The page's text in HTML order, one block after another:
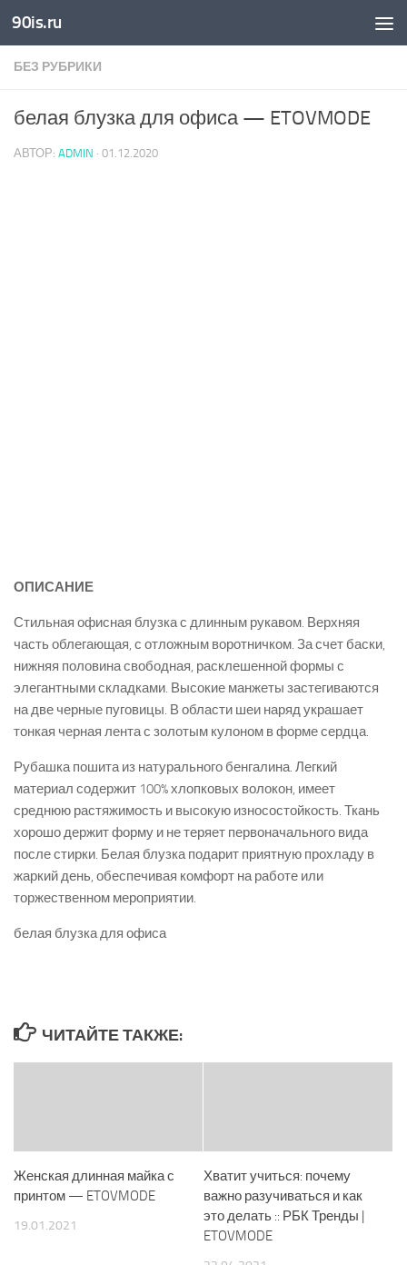
Skip to content
90is.ru
БЕЗ РУБРИКИ
белая блузка для офиса — ETOVMODE
АВТОР: ADMIN · 01.12.2020
ОПИСАНИЕ
Стильная офисная блузка с длинным рукавом. Верхняя
часть облегающая, с отложным воротничком. За счет баски,
нижняя половина свободная, расклешенной формы с
элегантными складками. Высокие манжеты застегиваются
на две черные пуговицы. В области шеи наряд украшает
тонкая черная лента с золотым кулоном в форме сердца.
Рубашка пошита из натурального бенгалина. Легкий
материал содержит 100% хлопковых волокон, имеет
среднюю растяжимость и высокую износостойкость. Ткань
хорошо держит форму и не теряет первоначального вида
после стирки. Белая блузка подарит приятную прохладу в
жаркий день, обеспечивая комфорт на работе или
торжественном мероприятии.
белая блузка для офиса
ЧИТАЙТЕ ТАКЖЕ:
Женская длинная майка с
принтом — ETOVMODE
19.01.2021
Хватит учиться: почему
важно разучиваться и как
это делать :: РБК Тренды |
ETOVMODE